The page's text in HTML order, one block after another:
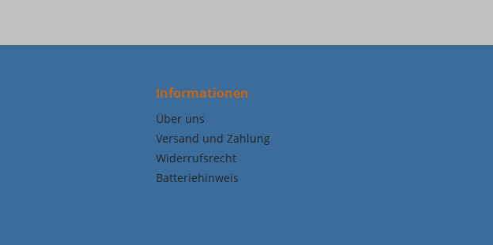
Informationen
Über uns
Versand und Zahlung
Widerrufsrecht
Batteriehinweis